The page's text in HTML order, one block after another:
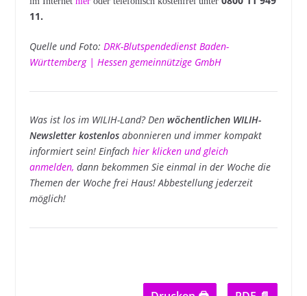
11.
Quelle und Foto: DRK-Blutspendedienst Baden-
Württemberg | Hessen gemeinnützige GmbH
Was ist los im WILIH-Land? Den wöchentlichen WILIH-
Newsletter kostenlosabonnieren und immer kompakt
informiert sein! Einfach hier klicken und gleich
anmelden, dann bekommen Sie einmal in der Woche die
Themen der Woche frei Haus! Abbestellung jederzeit
möglich!